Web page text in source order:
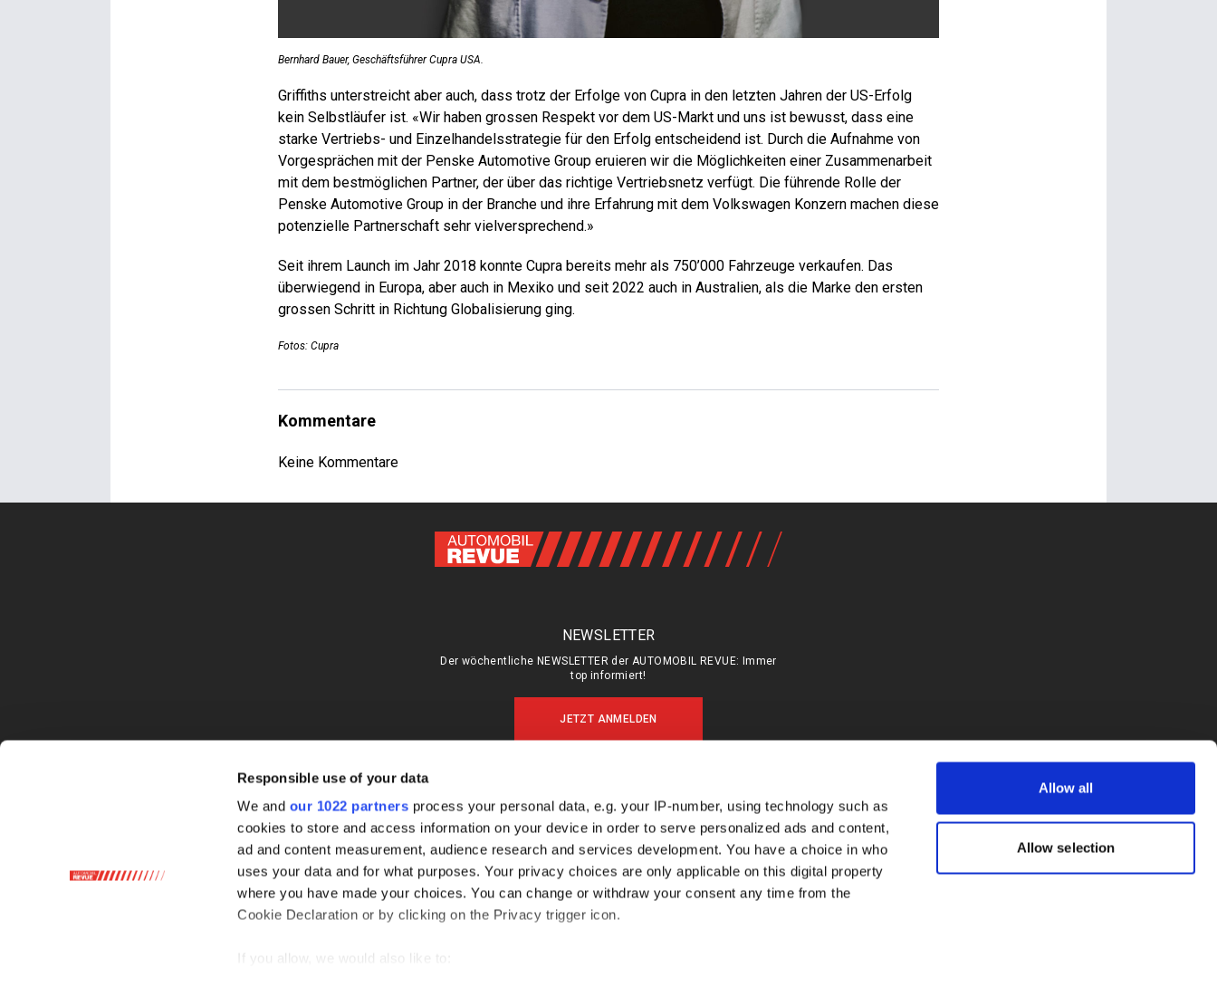
Responsible use of your data
We and our 1022 partners process your personal data, e.g. your IP-number, using technology such as
cookies to store and access information on your device in order to serve personalized ads and content,
ad and content measurement, audience research and services development. You have a choice in who
uses your data and for what purposes. Your privacy choices are only applicable on this digital property
where you have made your choices. You can change or withdraw your consent any time from the
Cookie Declaration or by clicking on the Privacy trigger icon.
If you allow, we would also like to:
Allow all
Allow selection
Bernhard Bauer, Geschäftsführer Cupra USA.
Griffiths unterstreicht aber auch, dass trotz der Erfolge von Cupra in den letzten Jahren der US-Erfolg
kein Selbstläufer ist. «Wir haben grossen Respekt vor dem US-Markt und uns ist bewusst, dass eine
starke Vertriebs- und Einzelhandelsstrategie für den Erfolg entscheidend ist. Durch die Aufnahme von
Vorgesprächen mit der Penske Automotive Group eruieren wir die Möglichkeiten einer Zusammenarbeit
mit dem bestmöglichen Partner, der über das richtige Vertriebsnetz verfügt. Die führende Rolle der
Penske Automotive Group in der Branche und ihre Erfahrung mit dem Volkswagen Konzern machen diese
potenzielle Partnerschaft sehr vielversprechend.»
Seit ihrem Launch im Jahr 2018 konnte Cupra bereits mehr als 750’000 Fahrzeuge verkaufen. Das
überwiegend in Europa, aber auch in Mexiko und seit 2022 auch in Australien, als die Marke den ersten
grossen Schritt in Richtung Globalisierung ging.
Fotos: Cupra
Kommentare
Keine Kommentare
NEWSLETTER
Der wöchentliche NEWSLETTER der AUTOMOBIL REVUE: Immer
top informiert!
JETZT ANMELDEN
MEIN ABO (LOGIN)
ABO & SHOP
E-PAPER
KÜNDIGUNG
DATENSCHUTZ
ÜBER UNS
MEDIADATEN
KONTAKT
IMPRESSUM